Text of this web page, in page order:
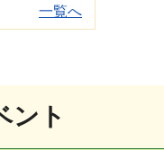
一覧へ
ント